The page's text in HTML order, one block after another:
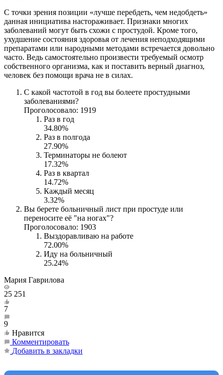
С точки зрения позиции «лучше перебдеть, чем недобдеть»
данная инициатива настораживает. Признаки многих
заболеваний могут быть схожи с простудой. Кроме того,
ухудшение состояния здоровья от лечения неподходящими
препаратами или народными методами встречается довольно
часто. Ведь самостоятельно произвести требуемый осмотр
собственного организма, как и поставить верный диагноз,
человек без помощи врача не в силах.
С какой частотой в год вы болеете простудными
заболеваниями?
Проголосовало: 1919
Раз в год
34.80%
Раз в полгода
27.90%
Терминаторы не болеют
17.32%
Раз в квартал
14.72%
Каждый месяц
3.32%
Вы берете больничный лист при простуде или
переносите её "на ногах"?
Проголосовало: 1903
Выздоравливаю на работе
72.00%
Иду на больничный
25.24%
Мария Гаврилова
25 251
7
9
Нравится
Комментировать
Добавить в закладки